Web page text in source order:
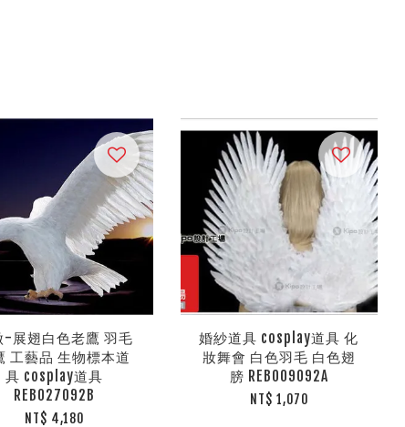
-展翅白色老鷹 羽毛
工藝品 生物標本道
具 cosplay道具
REB027092B
NT$ 4,180
婚紗道具 cosplay道具 化
妝舞會 白色羽毛 白色翅
膀 REB009092A
NT$ 1,070